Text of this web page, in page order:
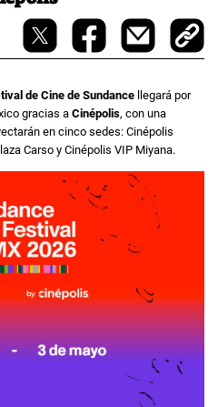
de Cine de Sundance llegará por
gracias a Cinépolis, con una
en cinco sedes: Cinépolis
Carso y Cinépolis VIP Miyana.